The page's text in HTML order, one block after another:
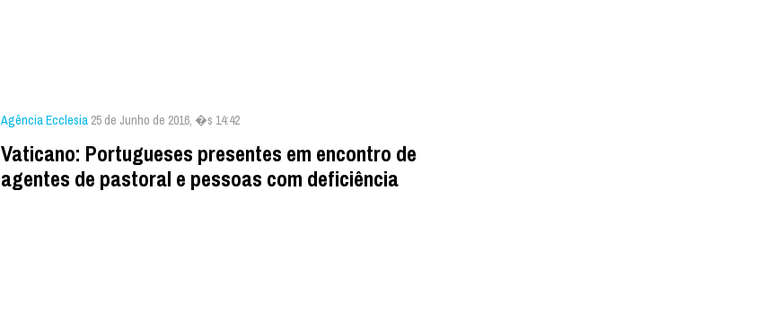
Agência Ecclesia 25 de Junho de 2016, �s 14:42
Vaticano: Portugueses presentes em encontro de
agentes de pastoral e pessoas com deficiência